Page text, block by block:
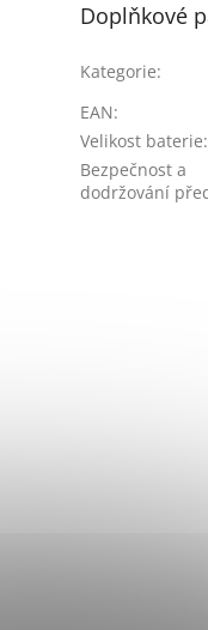
Doplňkové
Kategorie:
EAN:
Velikost baterie:
Bezpečnost a
dodržování